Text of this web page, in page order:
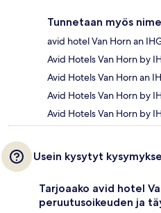
Tunnetaan myös
avid hotel Van Horn an
Avid Hotels Van Horn by
Avid Hotels Van Horn an
Avid Hotels Van Horn by
Avid Hotels Van Horn by
Usein kysytyt
Tarjoaako avid hotel
peruutusoikeuden ja